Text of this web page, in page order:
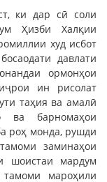
ки дар сӣ соли
Ҳизби Халқии
худ исбот
давлати
ормонҳои
ин рисолат
таҳия ва амалӣ
ва барномаҳои
роҳ монда, рушди
заминаҳои
шоистаи мардум
мароҳили